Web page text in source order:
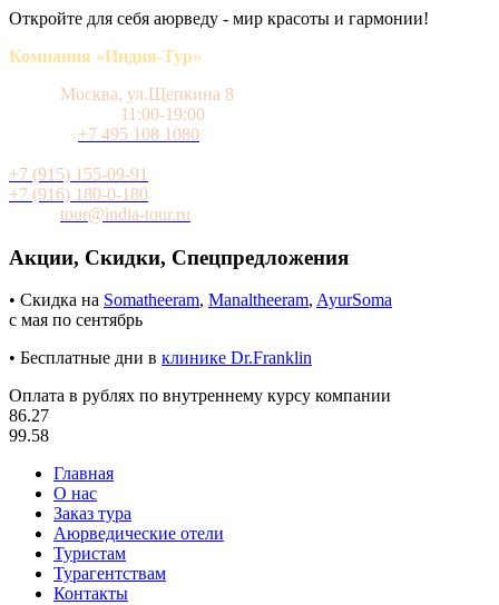
Откройте для себя аюрведу - мир красоты и гармонии!
Компания «Индия-Тур»
Москва, ул.Щепкина 8
11:00-19:00
+7 495 108 1080
+7 (915) 155-09-91
+7 (916) 180-0-180
tour@india-tour.ru
Акции, Скидки, Спецпредложения
• Скидка на Somatheeram, Manaltheeram, AyurSoma
с мая по сентябрь
• Бесплатные дни в клинике Dr.Franklin
Оплата в рублях по внутреннему курсу компании
86.27
99.58
Главная
О нас
Заказ тура
Аюрведические отели
Туристам
Турагентствам
Контакты